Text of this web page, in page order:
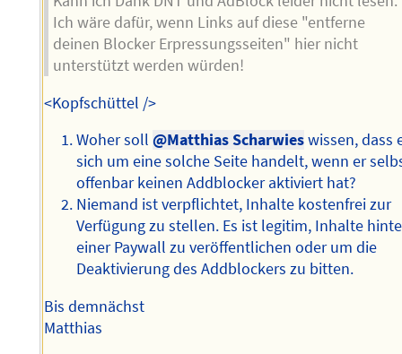
Ich wäre dafür, wenn Links auf diese "entferne
deinen Blocker Erpressungsseiten" hier nicht
unterstützt werden würden!
<Kopfschüttel />
Woher soll @Matthias Scharwieswissen, dass
sich um eine solche Seite handelt, wenn er
offenbar keinen Addblocker aktiviert hat?
Niemand ist verpflichtet, Inhalte kostenfrei zur
Verfügung zu stellen. Es ist legitim, Inhalte
einer Paywall zu veröffentlichen oder um die
Deaktivierung des Addblockers zu bitten.
Bis demnächst
Matthias